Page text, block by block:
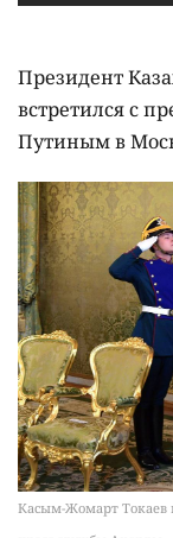
Президент
встретился с
Путиным в
Касым-Жомарт Токаев